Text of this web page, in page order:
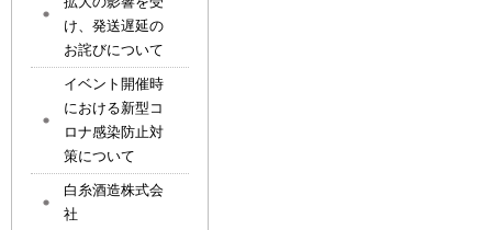
け、発送遅延の
お詫びについて
イベント開催時
における新型コ
ロナ感染防止対
策について
白糸酒造株式会
社